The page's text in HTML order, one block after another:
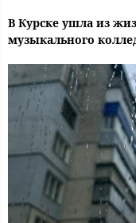
В Курске ушла из
музыкального